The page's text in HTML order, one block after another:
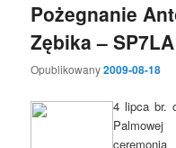
Pożegnanie
Zębika – SP7LA
Opublikowany2009-08-18
4 lipca br.